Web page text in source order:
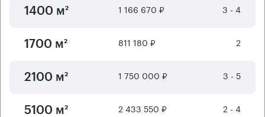
1400 м² 1 166 670 ₽ 3 - 4
1700 м² 811 180 ₽ 2
2100 м² 1 750 000 ₽ 3 - 5
5100 м² 2 433 550 ₽ 2 - 4